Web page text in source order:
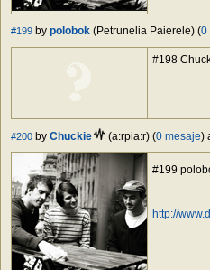
#199 by polobok (Petrunelia Paierele) (0
#198
#200 by Chuckie (a:rpia:r) (0 mesaje)
#199
http://